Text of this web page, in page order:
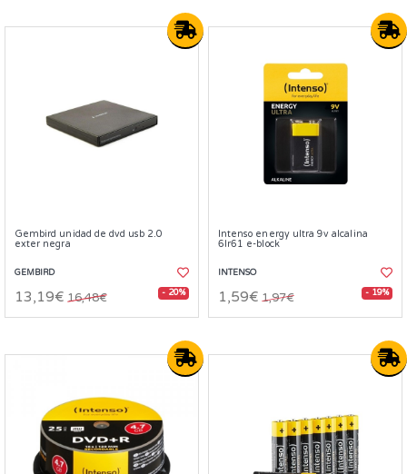
Gembird unidad de dvd usb 2.0
exter negra
GEMBIRD
13,19€ 16,48€ - 20%
Intenso energy ultra 9v alcalina
6lr61 e-block
INTENSO
1,59€ 1,97€ - 19%